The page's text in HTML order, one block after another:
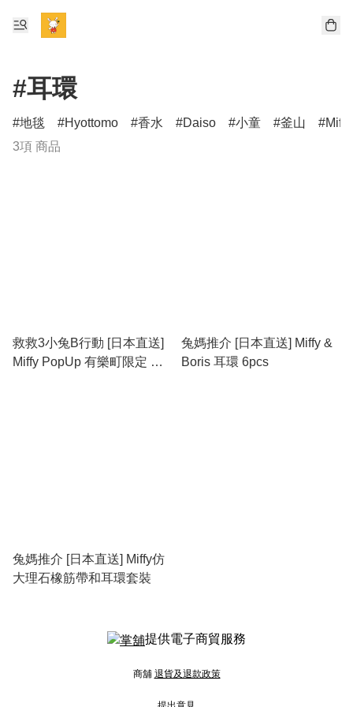
#耳環
地毯 Hyottomo 香水 Daiso 小童 釜山
3項 商品
救救3小兔B行動 [日本直送]
Miffy PopUp 有樂町限定 樹
兔媽推介 [日本直送] Miffy &
Boris 耳環 6pcs
兔媽推介 [日本直送] Miffy仿
大理石橡筋帶和耳環套裝
提供電子商貿服務
商舖 退貨及退款政策